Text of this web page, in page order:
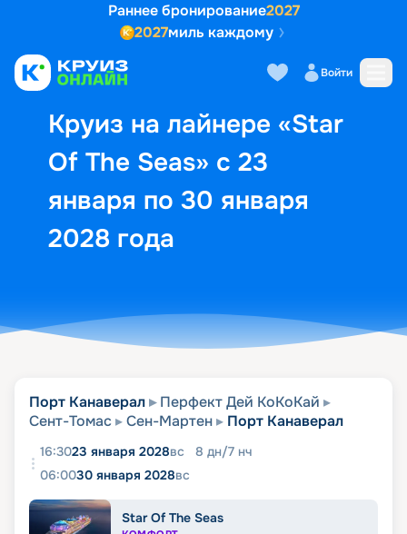
Раннее бронирование2027
2027миль каждому
Войти
Круиз на лайнере «Star
Of The Seas» с 23
января по 30 января
2028 года
Выбор кают Маршрут и
Порт Канаверал
Перфект Дей КоКоКай
Сент-Томас
Сен-Мартен Порт Канаверал
16:3023 января 2028вс 8 дн/7 нч
06:0030 января 2028вс
Star Of The Seas